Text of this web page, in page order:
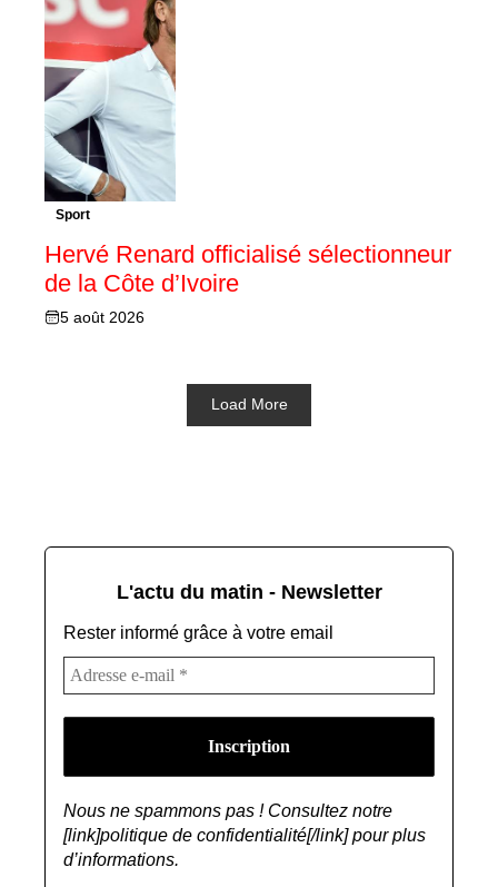
Sport
Hervé Renard officialisé sélectionneur
de la Côte d’Ivoire
5 août 2026
Load More
L'actu du matin - Newsletter
Rester informé grâce à votre email
Nous ne spammons pas ! Consultez notre
[link]politique de confidentialité[/link] pour plus
d’informations.